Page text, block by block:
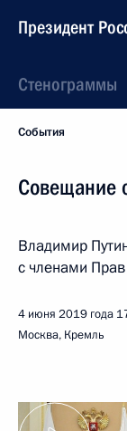
Президент
Стенограммы
События
Совещание
Владимир
с членами
4 июня 2019 года
Москва, Кремль